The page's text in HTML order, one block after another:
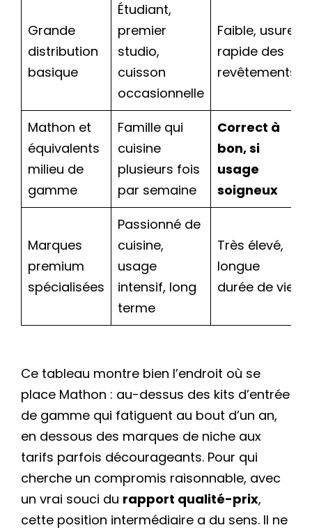
Grande
distribution
basique
Étudiant,
premier
studio,
cuisson
occasionnelle
Faible, usure
rapide des
revêtements
Mathon et
équivalents
milieu de
gamme
Famille qui
cuisine
plusieurs fois
par semaine
Correct à
bon, si
usage
soigneux
Marques
premium
spécialisées
Passionné de
cuisine,
usage
intensif, long
terme
Très élevé,
longue
durée de vie
Ce tableau montre bien l’endroit où se
place Mathon : au-dessus des kits d’entrée
de gamme qui fatiguent au bout d’un an,
en dessous des marques de niche aux
tarifs parfois décourageants. Pour qui
cherche un compromis raisonnable, avec
un vrai souci du rapport qualité-prix,
cette position intermédiaire a du sens. Il ne